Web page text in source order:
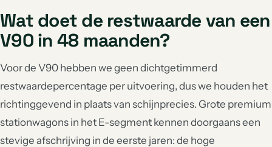
Wat doet de restwaarde van een
V90 in 48 maanden?
Voor de V90 hebben we geen dichtgetimmerd
restwaardepercentage per uitvoering, dus we houden het
richtinggevend in plaats van schijnprecies. Grote premium
stationwagons in het E-segment kennen doorgaans een
stevige afschrijving in de eerste jaren: de hoge